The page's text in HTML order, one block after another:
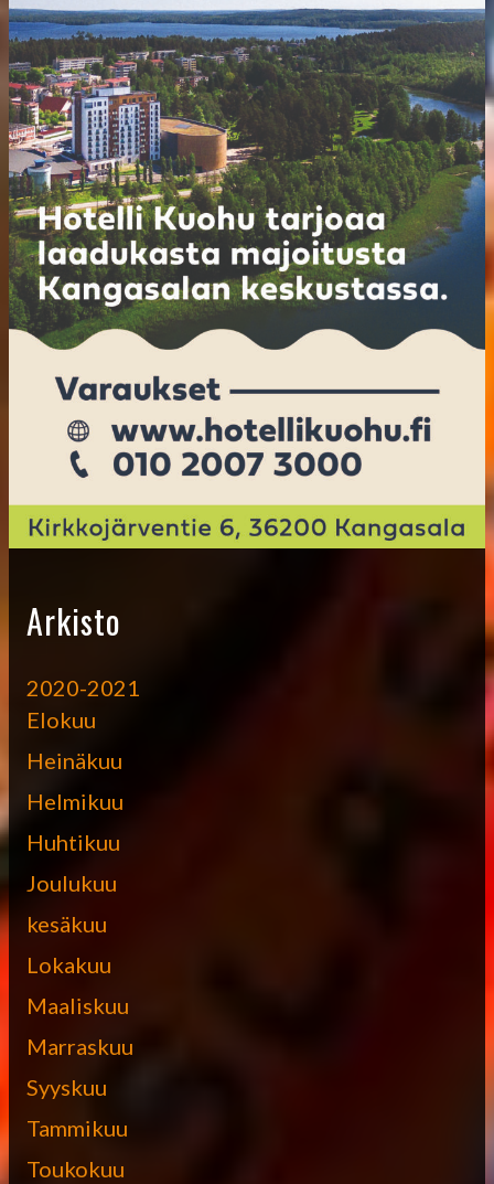
Arkisto
2020-2021
Elokuu
Heinäkuu
Helmikuu
Huhtikuu
Joulukuu
kesäkuu
Lokakuu
Maaliskuu
Marraskuu
Syyskuu
Tammikuu
Toukokuu